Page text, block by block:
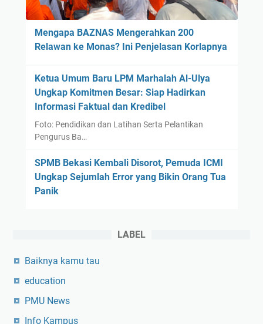
h
l
h
'
l
Mengapa BAZNAS Mengerahkan 200
Relawan ke Monas? Ini Penjelasan Korlapnya
Ketua Umum Baru LPM Marhalah Al-Ulya
Ungkap Komitmen Besar: Siap Hadirkan
Informasi Faktual dan Kredibel
Foto: Pendidikan dan Latihan Serta Pelantikan
Pengurus Ba…
SPMB Bekasi Kembali Disorot, Pemuda ICMI
Ungkap Sejumlah Error yang Bikin Orang Tua
Panik
LABEL
Baiknya kamu tau
education
PMU News
Info Kampus